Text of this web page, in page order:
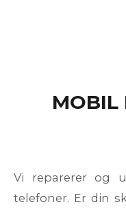
MOBIL
Vi reparerer og
telefoner. Er din